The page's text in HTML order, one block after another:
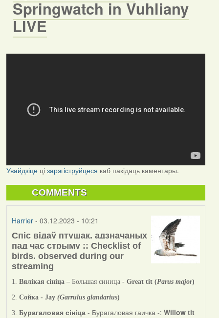
Springwatch in Vuhliany
LIVE
Увайдзіцеці зарэгіструйцеся каб пакідаць каментары.
COMMENTS
Harrier- 03.12.2023 - 10:21
Спіс відаў птушак, адзначаных
пад час стрыму :: Checklist of
birds, observed during our
streaming
1. Вялікая сініца – Большая синица - Great tit (Parus major)
2. Сойка - Jay (Garrulus glandarius)
3. Бурагаловая сініца - Бурагаловая гаичка -: Willow tit